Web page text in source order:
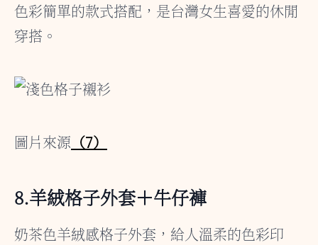
色彩簡單的款式搭配，是台灣女生喜愛的休閒
穿搭。
圖片來源 （7）
8.羊絨格子外套＋牛仔褲
奶茶色羊絨感格子外套，給人溫柔的色彩印